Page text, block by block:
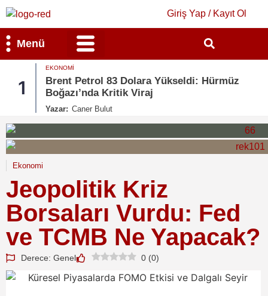
Giriş Yap / Kayıt Ol
Menü
1
EKONOMI
Brent Petrol 83 Dolara Yükseldi: Hürmüz
Boğazı’nda Kritik Viraj
Yazar: Caner Bulut
Ekonomi
Jeopolitik Kriz
Borsaları Vurdu: Fed
ve TCMB Ne Yapacak?
Derece: Genel 0 (0)